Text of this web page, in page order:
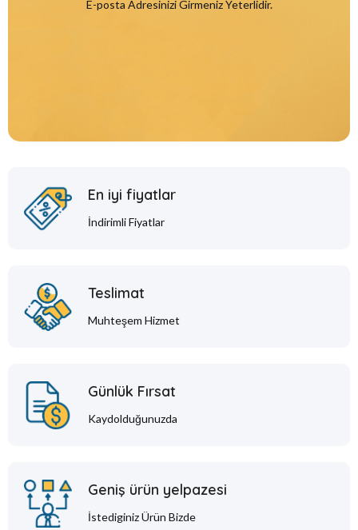
E-posta Adresinizi Girmeniz Yeterlidir.
En iyi fiyatlar
İndirimli Fiyatlar
Teslimat
Muhteşem Hizmet
Günlük Fırsat
Kaydolduğunuzda
Geniş ürün yelpazesi
İstediginiz Ürün Bizde